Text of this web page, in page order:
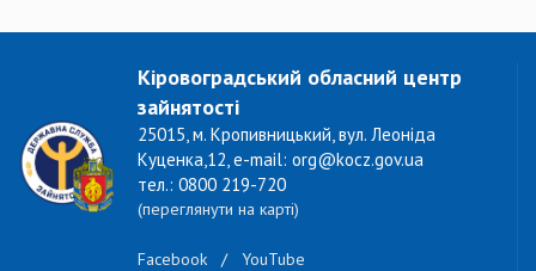
Кіровоградський обласний центр
зайнятості
25015, м. Кропивницький, вул. Леоніда
Куценка,12, e-mail: org@kocz.gov.ua
тел.: 0800 219-720
(переглянути на карті)
Facebook / YouTube